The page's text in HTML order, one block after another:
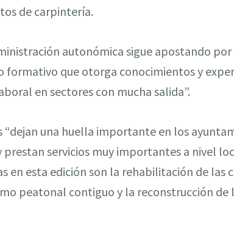
de carpintería.
autonómica sigue apostando
formativo que otorga conocimientos y
en sectores con mucha salida”.
“dejan una huella importante en los
servicios muy importantes a nivel
en esta edición son la rehabilitación de las
peatonal contiguo y la reconstrucción de